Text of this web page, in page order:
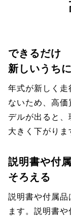
できるだけ
新しいうち
年式が新しく
ないため、高
デルが出ると
大きく下がりま
説明書や付
そろえる
説明書や付属
ます。説明書